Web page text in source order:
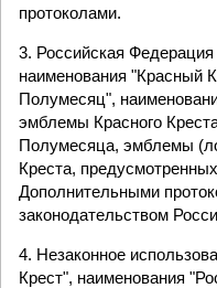
протоколами.
3. Российская
наименования "Красный
Полумесяц",
эмблемы Красного
Полумесяца, эмблемы
Креста,
Дополнительными
законодательством
4. Незаконное
Крест", наименования